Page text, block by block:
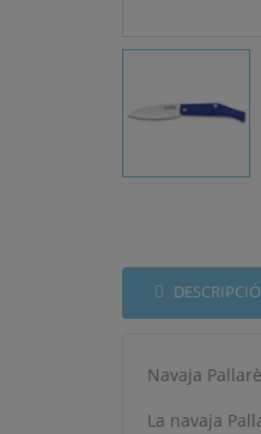
Navaja
La navaja